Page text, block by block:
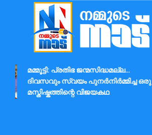
Nammude Naadu
മമ്മൂട്ടി: പ്രതിഭ ജന്മസിദ്ധമല്ല…
ദിവസവും സ്വയം പുനർനിർമ്മിച്ച ഒരു
മസ്തിഷ്കത്തിന്റെ വിജയകഥ